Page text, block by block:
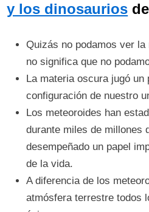
y los dinosaurios
Quizás no podamos ver
no significa que no
La materia oscura jugó un
configuración de nuestro
Los meteoroides han
durante miles de millones
desempeñado un papel
de la vida.
A diferencia de los
atmósfera terrestre todos